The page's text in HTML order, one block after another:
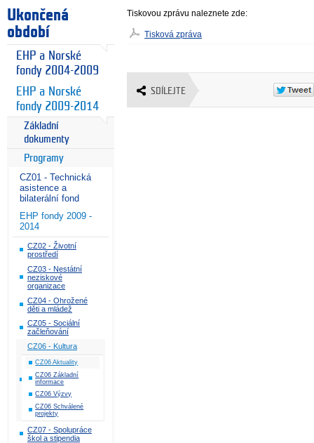
Ukončená
období
EHP a Norské
fondy 2004-2009
EHP a Norské
fondy 2009-2014
Základní
dokumenty
Programy
CZ01 - Technická
asistence a
bilaterální fond
EHP fondy 2009 -
2014
CZ02 - Životní
prostředí
CZ03 - Nestátní
neziskové
organizace
CZ04 - Ohrožené
děti a mládež
CZ05 - Sociální
začleňování
CZ06 - Kultura
CZ06 Aktuality
CZ06 Základní
informace
CZ06 Výzvy
CZ06 Schválené
projekty
CZ07 - Spolupráce
škol a stipendia
Tiskovou zprávu naleznete zde:
Tisková zpráva
SDÍLEJTE